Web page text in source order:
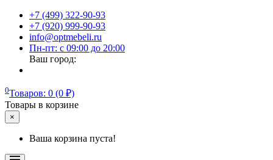
+7 (499) 322-90-93
+7 (920) 999-90-93
info@optmebeli.ru
Пн-пт: с 09:00 до 20:00
Ваш город:
0Товаров: 0 (0 ₽)
Товары в корзине
×
Ваша корзина пуста!